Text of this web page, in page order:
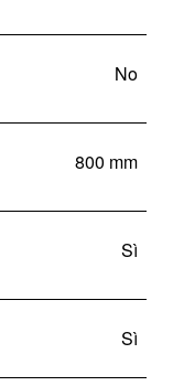
No
800 mm
Sì
Sì